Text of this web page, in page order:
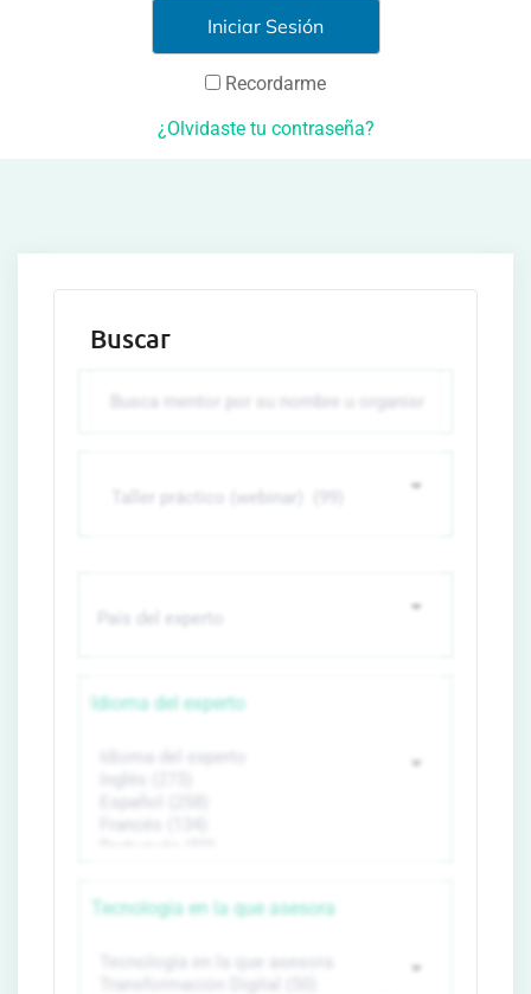
Recordarme
¿Olvidaste tu contraseña?
Buscar
Idioma del experto
Tecnología en la que asesora